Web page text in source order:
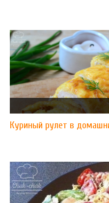
Куриный рулет в